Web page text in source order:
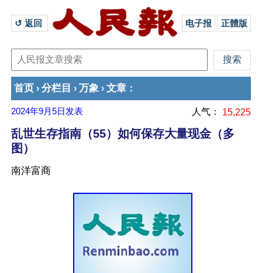
↺ 返回 电子报 正體版
首页 › 分栏目 › 万象 › 文章 ：
2024年9月5日 发表 人气： 15,225
乱世生存指南（55）如何保存大量现金（多
图）
南洋富商